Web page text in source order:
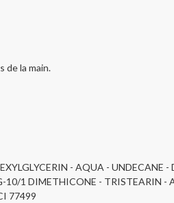
de la main.
- AQUA - UNDECANE
1 DIMETHICONE - TRISTEARIN -
77499